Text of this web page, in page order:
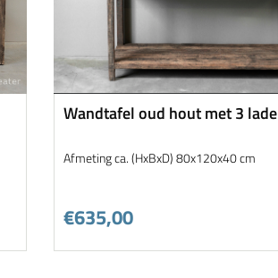
Wandtafel oud hout met 3 lade
Afmeting ca. (HxBxD) 80x120x40 cm
€635,00